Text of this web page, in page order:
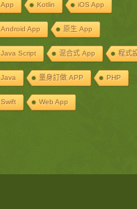
App Kotlin iOS App
Android App 原生 App
Java Script 混合式 App 程式
Java 量身訂做 APP PHP
Swift Web App